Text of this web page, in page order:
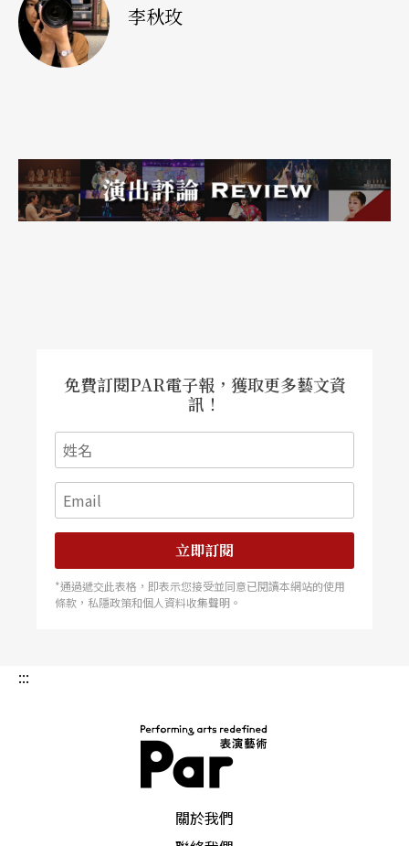
李秋玫
免費訂閱PAR電子報，獲取更多藝文資
訊！
立即訂閱
*通過遞交此表格，即表示您接受並同意已閱讀本網站的使用
條款，私隱政策和個人資料收集聲明。
:::
關於我們